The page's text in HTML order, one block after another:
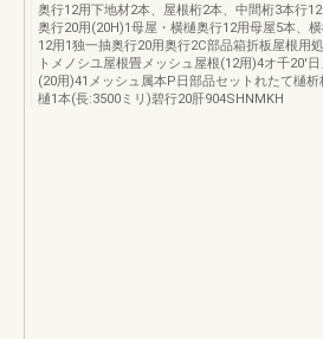
奥行12用下地材2本、屋根桁2本、中間桁3本行
奥行20用(20H)1母屋・横樋奥行12用母屋5本、
12用1独一抽奥行20用奥行2C部品箱折板屋根用
トメノシユ屋根畳メッシュ屋根(12用)4オ千20'
(20用)41メッシュ属本P日部品セットれたて樋析
樋1本(長:3500ミリ)碧行20肝904SHNMKH